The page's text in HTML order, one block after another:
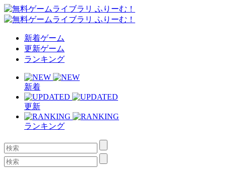
新着ゲーム
更新ゲーム
ランキング
新着
更新
ランキング